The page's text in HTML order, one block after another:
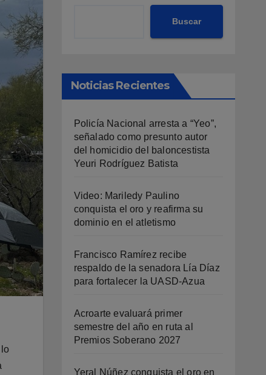
Buscar
Noticias Recientes
Policía Nacional arresta a “Yeo”,
señalado como presunto autor
del homicidio del baloncestista
Yeuri Rodríguez Batista
Video: Mariledy Paulino
conquista el oro y reafirma su
dominio en el atletismo
Francisco Ramírez recibe
respaldo de la senadora Lía Díaz
para fortalecer la UASD-Azua
Acroarte evaluará primer
semestre del año en ruta al
Premios Soberano 2027
Yeral Núñez conquista el oro en